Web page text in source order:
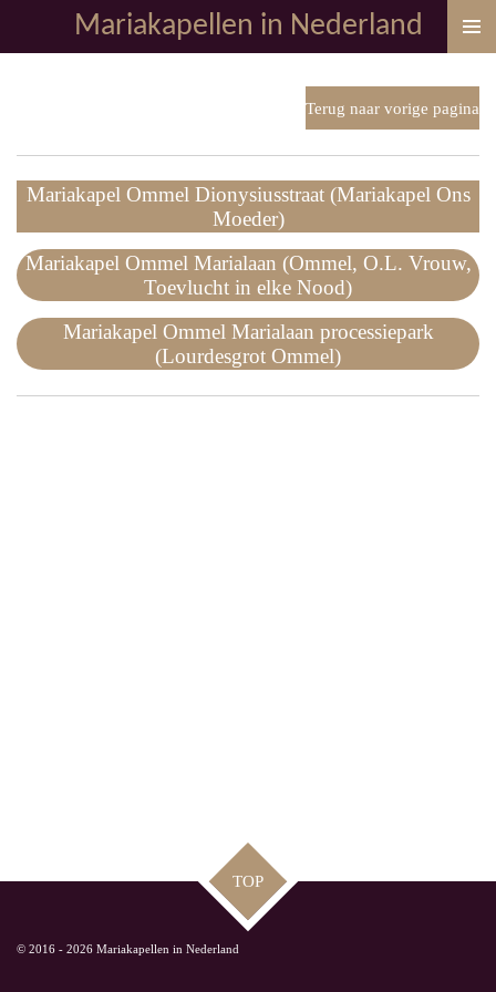
direct
Mariakapellen in Nederland
Terug naar vorige pagina
Mariakapel Ommel Dionysiusstraat (Mariakapel Ons
Moeder)
Mariakapel Ommel Marialaan (Ommel, O.L. Vrouw,
Toevlucht in elke Nood)
Mariakapel Ommel Marialaan processiepark
(Lourdesgrot Ommel)
TOP
© 2016 - 2026 Mariakapellen in Nederland